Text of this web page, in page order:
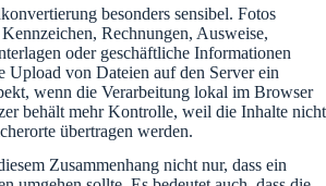
besonders sensibel. Fotos
Rechnungen, Ausweise,
oder geschäftliche Informationen
Upload von Dateien auf den Server ein
wenn die Verarbeitung lokal im Browser
behält mehr Kontrolle, weil die Inhalte nicht
übertragen werden.
Zusammenhang nicht nur, dass ein